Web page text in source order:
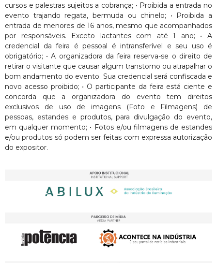
cursos e palestras sujeitos a cobrança; • Proibida a entrada no
evento trajando regata, bermuda ou chinelo; • Proibida a
entrada de menores de 16 anos, mesmo que acompanhados
por responsáveis. Exceto lactantes com até 1 ano; • A
credencial da feira é pessoal é intransferível e seu uso é
obrigatório; • A organizadora da feira reserva-se o direito de
retirar o visitante que causar algum transtorno ou atrapalhar o
bom andamento do evento. Sua credencial será confiscada e
novo acesso proibido; • O participante da feira está ciente e
concorda que a organizadora do evento tem direitos
exclusivos de uso de imagens (Foto e Filmagens) de
pessoas, estandes e produtos, para divulgação do evento,
em qualquer momento; • Fotos e/ou filmagens de estandes
e/ou produtos só podem ser feitas com expressa autorização
do expositor.